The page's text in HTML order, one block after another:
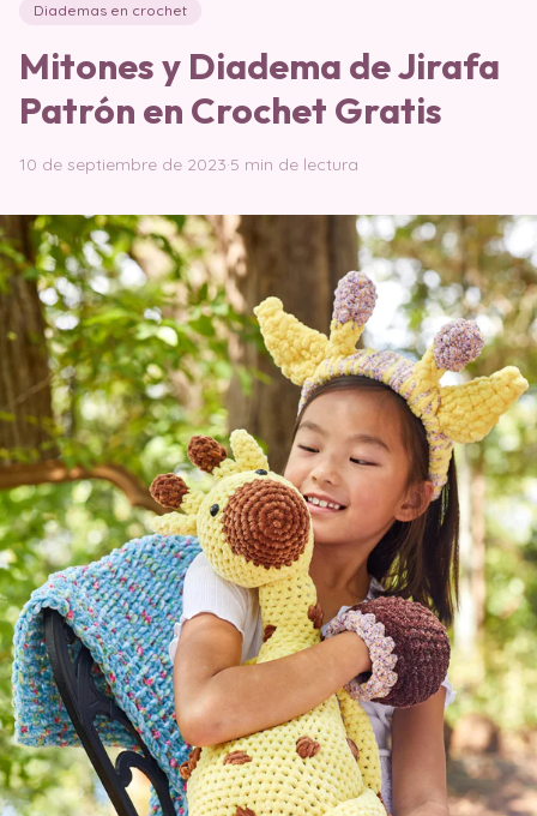
Diademas en crochet
Mitones y Diadema de Jirafa
Patrón en Crochet Gratis
10 de septiembre de 2023·5 min de lectura